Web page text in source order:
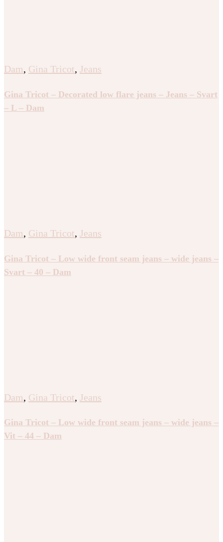
Dam, Gina Tricot, Jeans
Gina Tricot – Decorated low flare jeans – Jeans – Svart
– L – Dam
Dam, Gina Tricot, Jeans
Gina Tricot – Low wide front seam jeans – wide jeans –
Svart – 40 – Dam
Dam, Gina Tricot, Jeans
Gina Tricot – Low wide front seam jeans – wide jeans –
Vit – 44 – Dam